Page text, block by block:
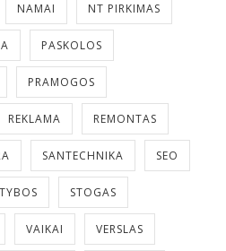
NAMAI NT PIRKIMAS
PASKOLOS
PRAMOGOS
REKLAMA REMONTAS
SANTECHNIKA SEO
STOGAS
VAIKAI VERSLAS